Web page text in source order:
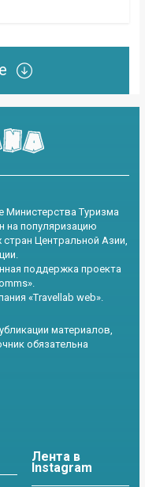
Министерства Туризма
на популяризацию
Центральной Азии,
поддержка проекта
«Travellab web».
материалов,
обязательна
Лента в
Instagram